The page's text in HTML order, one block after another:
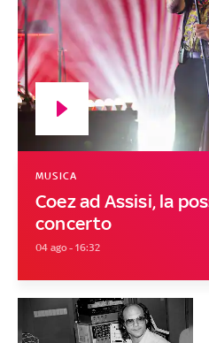
Coez ad Assisi, la
concerto
MUSICA
04 ago - 16:32